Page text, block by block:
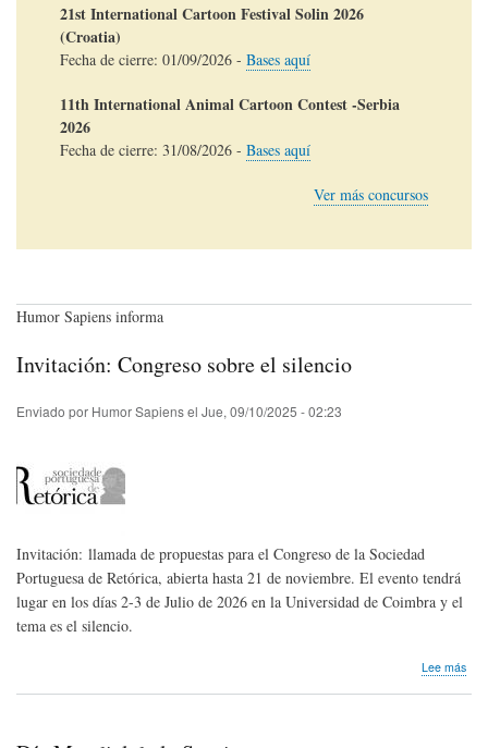
21st International Cartoon Festival Solin 2026
(Croatia)
Fecha de cierre: 01/09/2026 - Bases aquí
11th International Animal Cartoon Contest -Serbia
2026
Fecha de cierre: 31/08/2026 - Bases aquí
Ver más concursos
Humor Sapiens informa
Invitación: Congreso sobre el silencio
Enviado por Humor Sapiensel Jue, 09/10/2025 - 02:23
Invitación: llamada de propuestas para el Congreso de la Sociedad
Portuguesa de Retórica, abierta hasta 21 de noviembre. El evento tendrá
lugar en los días 2-3 de Julio de 2026 en la Universidad de Coimbra y el
tema es el silencio.
Lee más